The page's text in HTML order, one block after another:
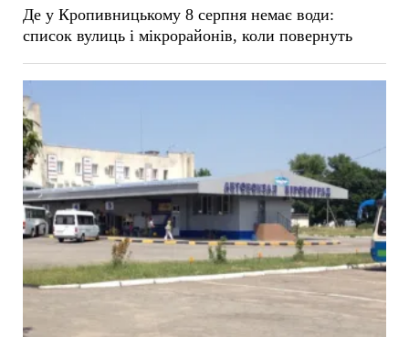
Де у Кропивницькому 8 серпня немає води:
список вулиць і мікрорайонів, коли повернуть